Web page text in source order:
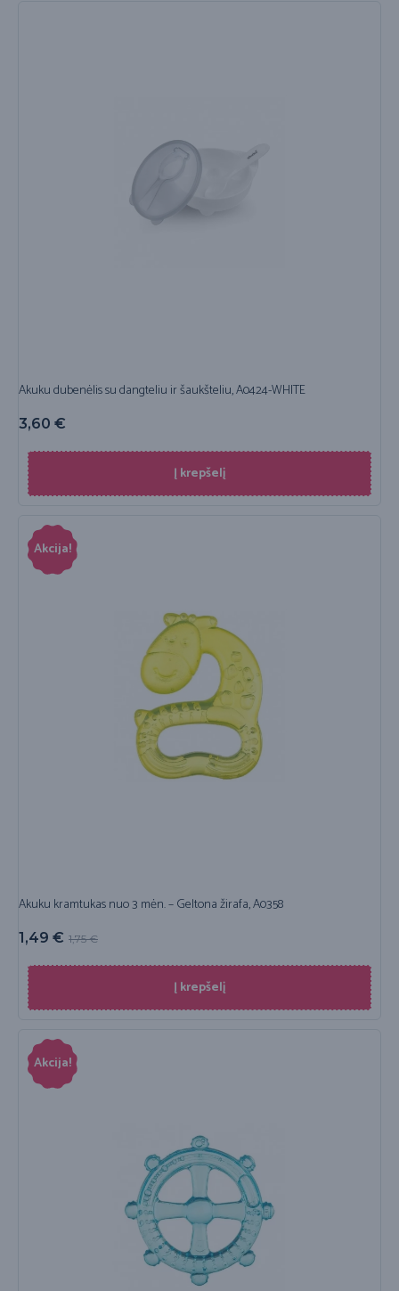
Akuku dubenėlis su dangteliu ir šaukšteliu, A0424-WHITE
3,60 €
Į krepšelį
Akcija!
Akuku kramtukas nuo 3 mėn. – Geltona žirafa, A0358
1,75€
1,49 €
Į krepšelį
Akcija!